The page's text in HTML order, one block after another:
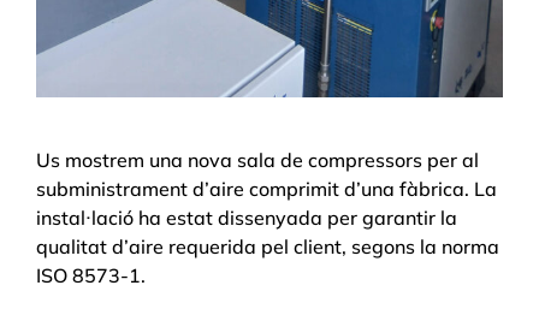
Us mostrem una nova sala de compressors per al
subministrament d’aire comprimit d’una fàbrica. La
instal·lació ha estat dissenyada per garantir la
qualitat d’aire requerida pel client, segons la norma
ISO 8573-1.